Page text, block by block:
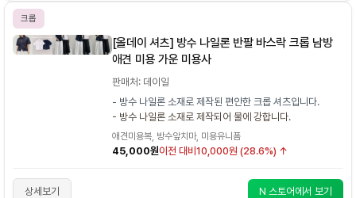
크롭
[올데이 셔츠] 방수 나일론 반팔 바스락 크롭 남방
애견 미용 가운 미용사
판매처: 데이일
- 방수 나일론 소재로 제작된 편안한 크롭 셔츠입니다.
- 방수 나일론 소재로 제작되어 물에 강합니다.
애견미용복, 방수앞치마, 미용유니폼
45,000원이전 대비 10,000원 (28.6%) ↑
상세보기 N 스토어에서 보기